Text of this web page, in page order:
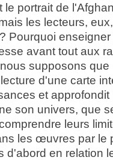
portrait de
les lecteurs,
Pourquoi
avant tout aux
supposons que
d'une carte
et
son univers, que
leurs
les œuvres par le
d'abord en relation